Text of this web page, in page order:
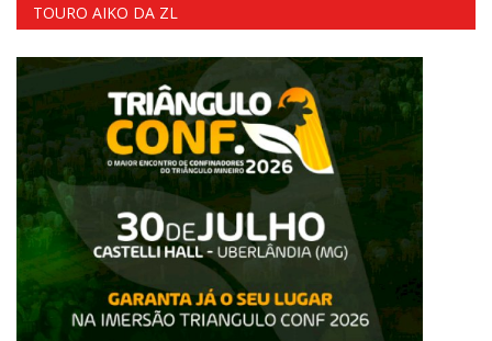
TOURO AIKO DA ZL